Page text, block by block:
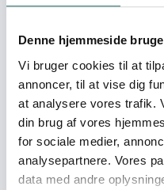
Denne hjemmeside
Vi bruger cookies til at
annoncer, til at vise dig
at analysere vores trafik.
din brug af vores
for sociale medier,
analysepartnere. Vores
data med andre
1. Tubakunde har
Rwanda 2. Tubakunde
stigende engagement
udviklingshæmning i
Målgrupper
Den direkte målgruppe
udviklingshæmning.